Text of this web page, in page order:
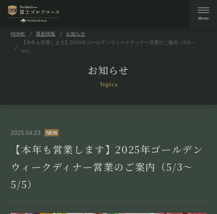
HOME 最新情報
お知らせ
【本年も営業します】2025年ゴールデンウィークディナー営業のご案内（5/3～
5/5）
お知らせ
Topics
2025.04.23 NEW
【本年も営業します】2025年ゴールデン
ウィークディナー営業のご案内（5/3～
5/5）